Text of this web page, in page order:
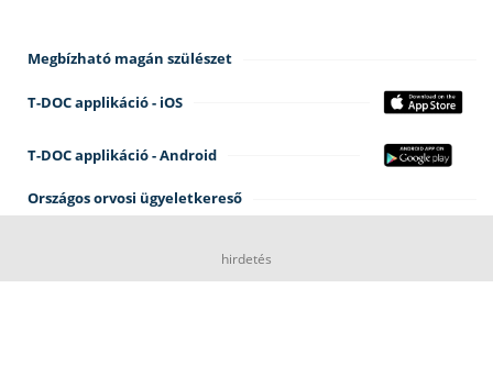
Megbízható magán szülészet
T-DOC applikáció - iOS
T-DOC applikáció - Android
Országos orvosi ügyeletkereső
hirdetés